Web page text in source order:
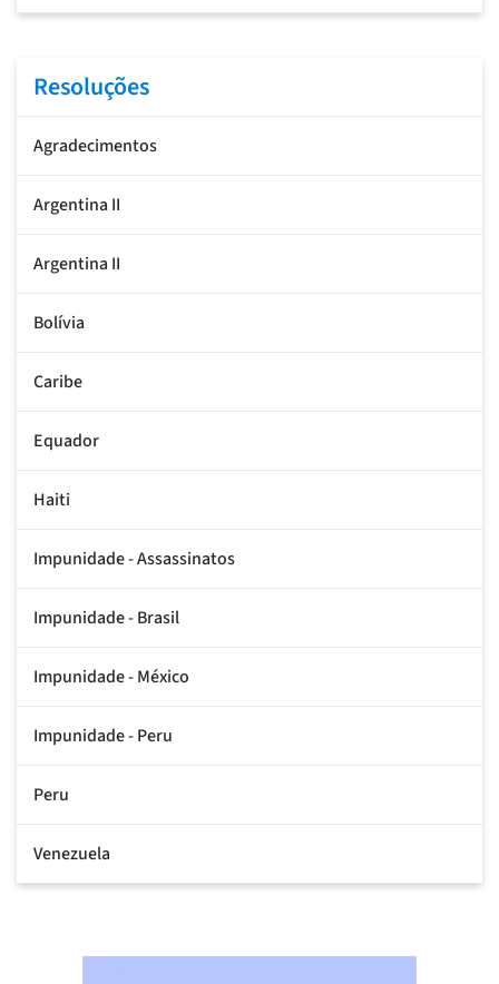
Resoluções
Agradecimentos
Argentina II
Argentina II
Bolívia
Caribe
Equador
Haiti
Impunidade - Assassinatos
Impunidade - Brasil
Impunidade - México
Impunidade - Peru
Peru
Venezuela